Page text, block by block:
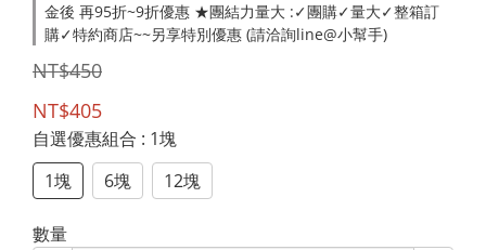
金後 再95折~9折優惠 ★團結力量大 :✓團購✓量大✓整箱訂
購✓特約商店~~另享特別優惠 (請洽詢line@小幫手)
NT$450
NT$405
自選優惠組合 : 1塊
1塊
6塊 12塊
數量